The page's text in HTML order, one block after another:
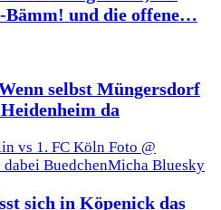
Bämm! und die offene…
selbst Müngersdorf
da
sich in Köpenick das